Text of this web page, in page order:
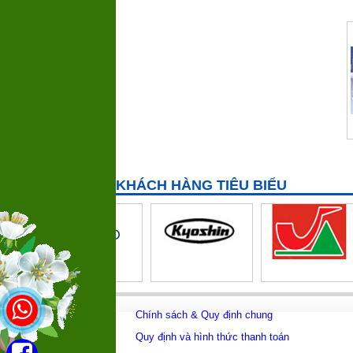
KHÁCH HÀNG TIÊU BIỂU
Chính sách & Quy định chung
Quy định và hình thức thanh toán